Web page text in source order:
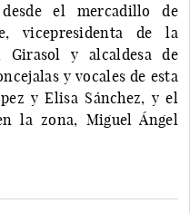
el mercadillo de
vicepresidenta de la
Girasol y alcaldesa de
y vocales de esta
y Elisa Sánchez, y el
la zona, Miguel Ángel